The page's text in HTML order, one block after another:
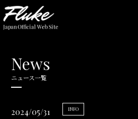
News
ニュース一覧
2024/05/31 INFO